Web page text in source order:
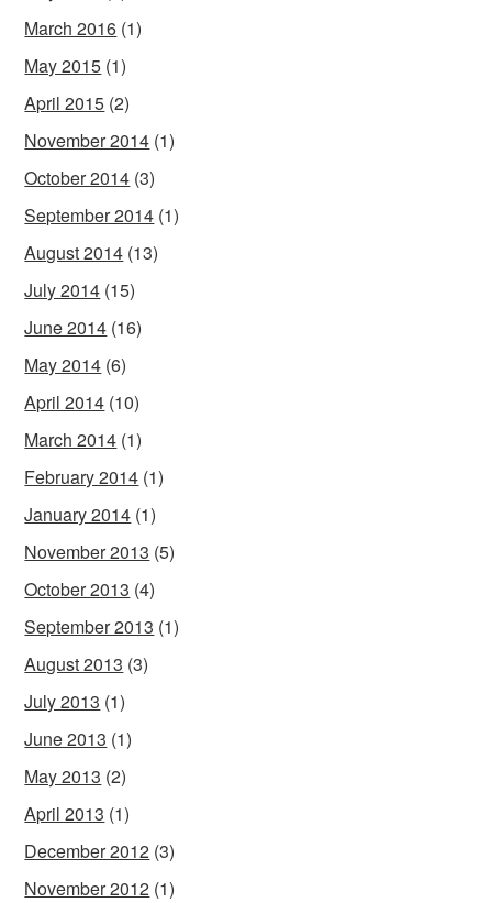
March 2016 (1)
May 2015 (1)
April 2015 (2)
November 2014 (1)
October 2014 (3)
September 2014 (1)
August 2014 (13)
July 2014 (15)
June 2014 (16)
May 2014 (6)
April 2014 (10)
March 2014 (1)
February 2014 (1)
January 2014 (1)
November 2013 (5)
October 2013 (4)
September 2013 (1)
August 2013 (3)
July 2013 (1)
June 2013 (1)
May 2013 (2)
April 2013 (1)
December 2012 (3)
November 2012 (1)